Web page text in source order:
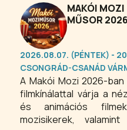
és tuning találkozók,
üzleti találkozók,
fúvószenekari
táncház
találkozók, kutyás
numizmatikai
találkozók,
múltidéző találkozók,
találkozók, golf
hosszan lehetne sorolni.
MAKÓI MOZI
MŰSOR 2026
2026.08.07. (PÉNTEK) -
CSONGRÁD-CSANÁD
A Makói Mozi 2026-
filmkínálattal várja a
és animációs
mozisikerek, valamint